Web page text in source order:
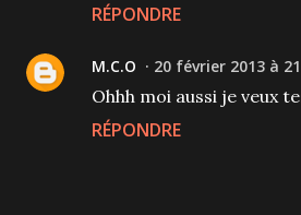
RÉPONDRE
M.C.O 20 février 2013 à
Ohhh moi aussi je veux
RÉPONDRE